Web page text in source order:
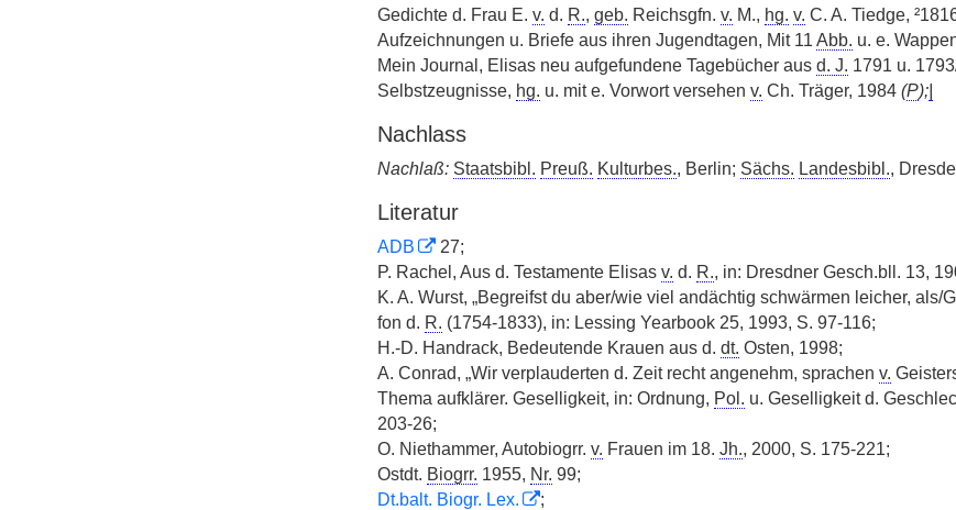
Gedichte d. Frau E. v. d. R., geb. Reichsgfn. v. M., hg. v. C. A. Tiedge,
Aufzeichnungen u. Briefe aus ihren Jugendtagen, Mit 11 Abb. u. e.
Mein Journal, Elisas neu aufgefundene Tagebücher aus d. J. 1791 u.
Selbstzeugnisse, hg. u. mit e. Vorwort versehen v. Ch. Träger, 1984 (P);|
Nachlass
Nachlaß: Staatsbibl. Preuß. Kulturbes., Berlin; Sächs. Landesbibl.,
Literatur
ADB
27;
P. Rachel, Aus d. Testamente Elisas v. d. R., in: Dresdner Gesch.bll. 13,
K. A. Wurst, „Begreifst du aber/wie viel andächtig schwärmen leicher, als/
fon d. R. (1754-1833), in: Lessing Yearbook 25, 1993, S. 97-116;
H.-D. Handrack, Bedeutende Krauen aus d. dt. Osten, 1998;
A. Conrad, „Wir verplauderten d. Zeit recht angenehm, sprachen v.
Thema aufklärer. Geselligkeit, in: Ordnung, Pol. u. Geselligkeit d.
203-26;
O. Niethammer, Autobiogrr. v. Frauen im 18. Jh., 2000, S. 175-221;
Ostdt. Biogrr. 1955, Nr. 99;
Dt.balt. Biogr. Lex.
;